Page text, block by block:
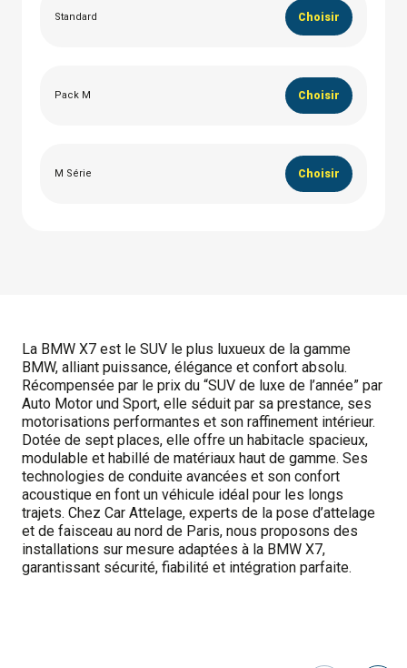
Standard Choisir
Pack M Choisir
M Série Choisir
La BMW X7 est le SUV le plus luxueux de la gamme
BMW, alliant puissance, élégance et confort absolu.
Récompensée par le prix du “SUV de luxe de l’année” par
Auto Motor und Sport, elle séduit par sa prestance, ses
motorisations performantes et son raffinement intérieur.
Dotée de sept places, elle offre un habitacle spacieux,
modulable et habillé de matériaux haut de gamme. Ses
technologies de conduite avancées et son confort
acoustique en font un véhicule idéal pour les longs
trajets. Chez Car Attelage, experts de la pose d’attelage
et de faisceau au nord de Paris, nous proposons des
installations sur mesure adaptées à la BMW X7,
garantissant sécurité, fiabilité et intégration parfaite.